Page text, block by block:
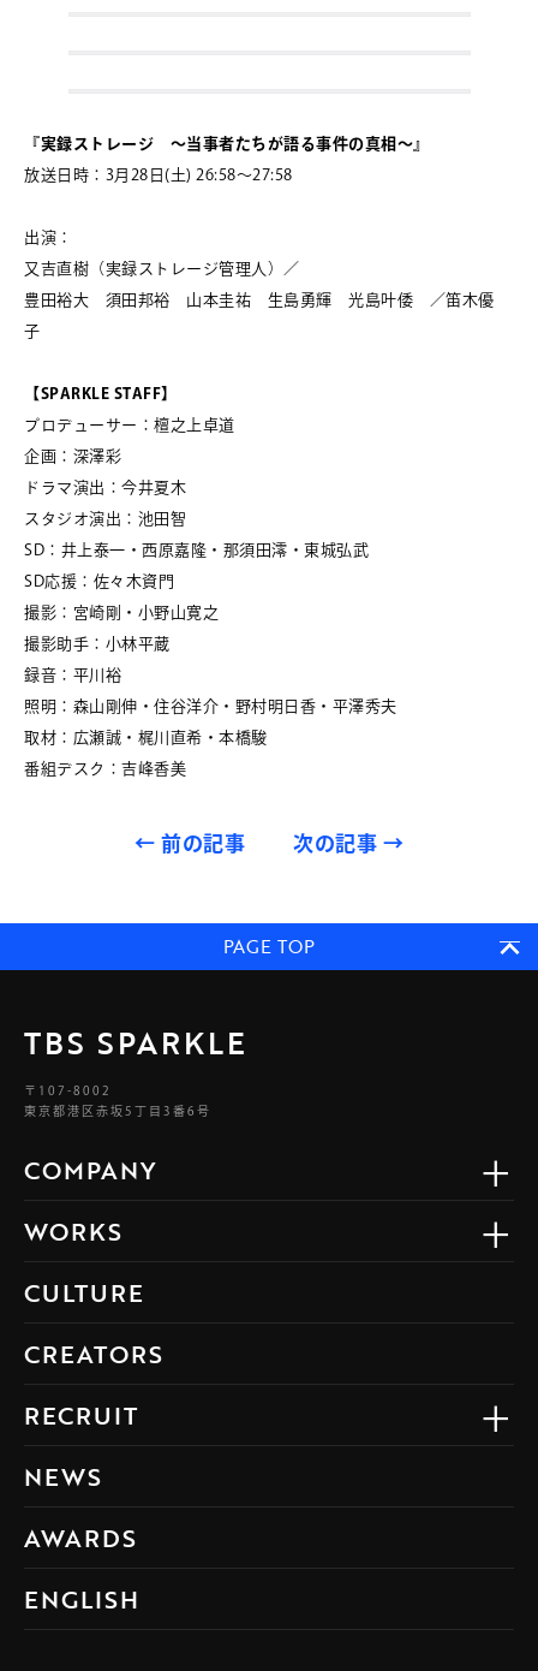
『実録ストレージ ～当事者たちが語る事件の真相～』
放送日時：3月28日(土) 26:58～27:58
出演：
又吉直樹（実録ストレージ管理人）／
豊田裕大 須田邦裕 山本圭祐 生島勇輝 光島叶倭 ／笛木優
子
【SPARKLE STAFF】
プロデューサー：檀之上卓道
企画：深澤彩
ドラマ演出：今井夏木
スタジオ演出：池田智
SD：井上泰一・西原嘉隆・那須田澪・東城弘武
SD応援：佐々木資門
撮影：宮崎剛・小野山寛之
撮影助手：小林平蔵
録音：平川裕
照明：森山剛伸・住谷洋介・野村明日香・平澤秀夫
取材：広瀬誠・梶川直希・本橋駿
番組デスク：吉峰香美
← 前の記事 次の記事 →
PAGE TOP
TBS SPARKLE
〒107-8002
東京都港区赤坂5丁目3番6号
COMPANY
WORKS
CULTURE
CREATORS
RECRUIT
NEWS
AWARDS
ENGLISH